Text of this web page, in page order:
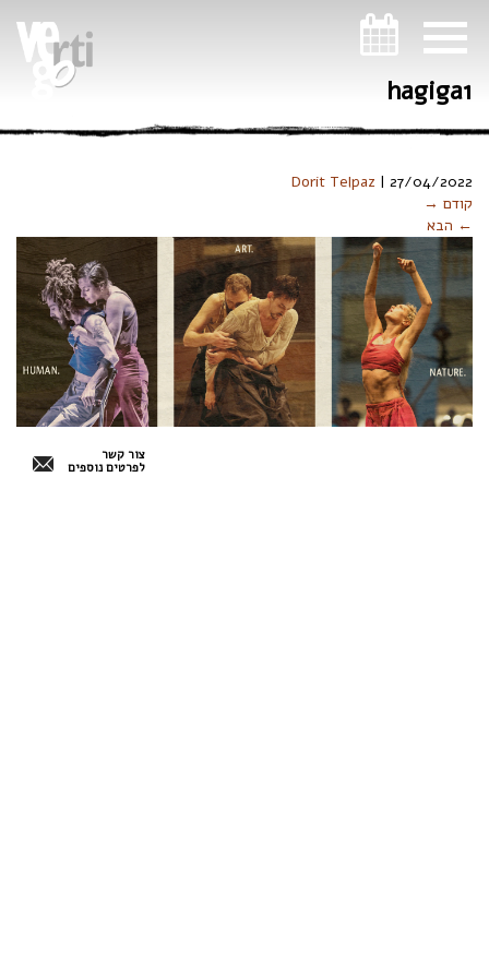
hagiga1
Dorit Telpaz | 27/04/2022
קודם →
← הבא
צור קשר
לפרטים נוספים